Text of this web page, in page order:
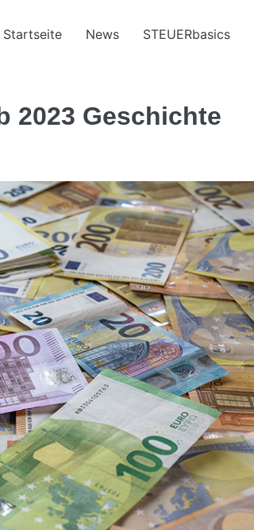
Startseite News STEUERbasics
2023 Geschichte